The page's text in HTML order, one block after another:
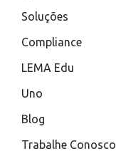
Soluções
Compliance
LEMA Edu
Uno
Blog
Trabalhe Conosco